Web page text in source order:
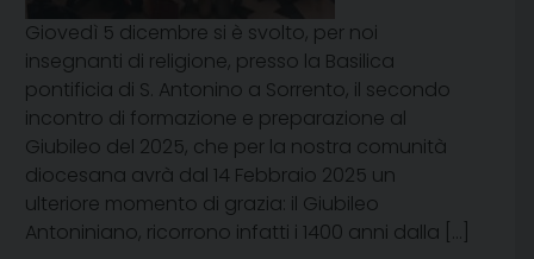
Giovedì 5 dicembre si è svolto, per noi
insegnanti di religione, presso la Basilica
pontificia di S. Antonino a Sorrento, il secondo
incontro di formazione e preparazione al
Giubileo del 2025, che per la nostra comunità
diocesana avrà dal 14 Febbraio 2025 un
ulteriore momento di grazia: il Giubileo
Antoniniano, ricorrono infatti i 1400 anni dalla […]